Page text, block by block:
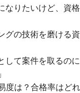
なりたいけど、資
グの技術を磨ける
して案件を取るの
度は？合格率はど